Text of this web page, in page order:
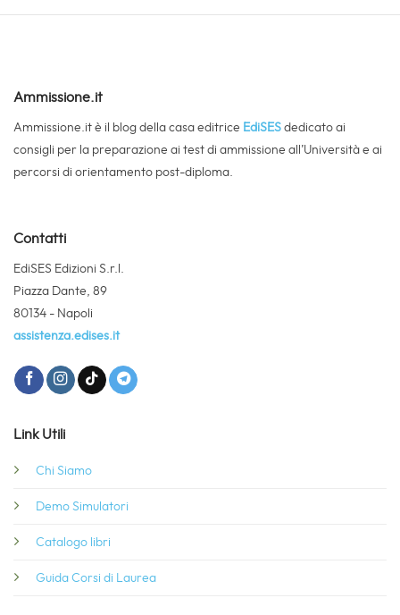
Ammissione.it
Ammissione.it è il blog della casa editrice EdiSES dedicato ai
consigli per la preparazione ai test di ammissione all’Università e ai
percorsi di orientamento post-diploma.
Contatti
EdiSES Edizioni S.r.l.
Piazza Dante, 89
80134 - Napoli
assistenza.edises.it
Link Utili
Chi Siamo
Demo Simulatori
Catalogo libri
Guida Corsi di Laurea